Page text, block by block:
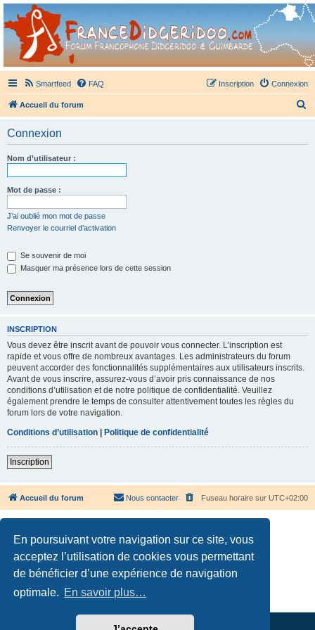
En poursuivant votre navigation sur ce site, vous
acceptez l’utilisation de cookies vous permettant
de bénéficier d’une expérience de navigation
optimale. En savoir plus…
France Didgeridoo
Didgeridoo et Guimbarde sur France Didgeridoo - retrouvez la communauté.
Smartfeed FAQ Connexion
Inscription
Accueil du forum
Connexion
Nom d’utilisateur :
Mot de passe :
J’ai oublié mon mot de passe
Renvoyer le courriel d’activation
Se souvenir de moi
Masquer ma présence lors de cette session
INSCRIPTION
Vous devez être inscrit avant de pouvoir vous connecter. L’inscription est
rapide et vous offre de nombreux avantages. Les administrateurs du forum
peuvent accorder des fonctionnalités supplémentaires aux utilisateurs inscrits.
Avant de vous inscrire, assurez-vous d’avoir pris connaissance de nos
conditions d’utilisation et de notre politique de confidentialité. Veuillez
également prendre le temps de consulter attentivement toutes les règles du
forum lors de votre navigation.
Conditions d’utilisation
Politique de confidentialité
Inscription
Accueil du forum Fuseau horaire sur UTC+02:00
Nous contacter
Développé parphpBB® Forum Software © phpBB Limited
Confidentialité